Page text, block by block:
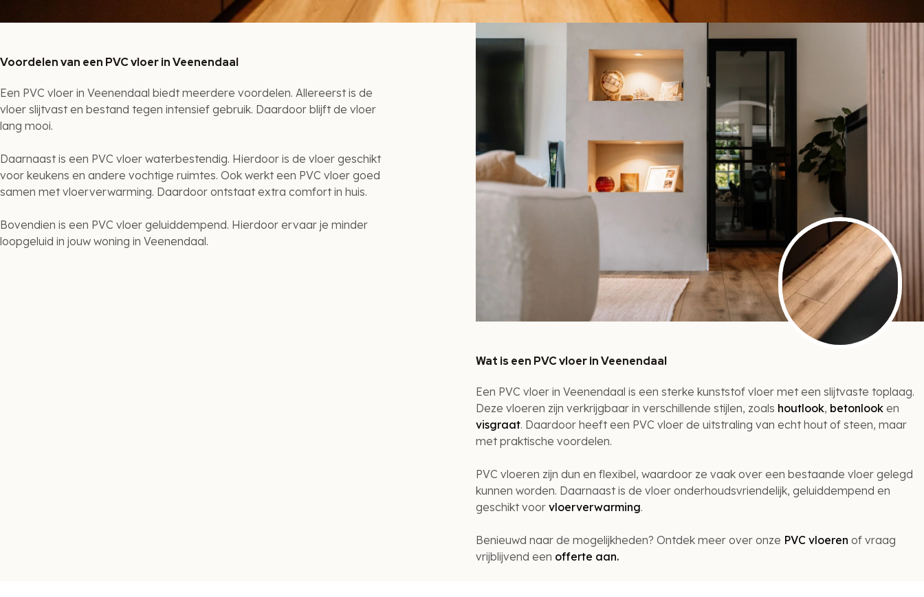
Voordelen van een PVC vloer in Veenendaal
Een PVC vloer in Veenendaal biedt meerdere voordelen. Allereerst is de
vloer slijtvast en bestand tegen intensief gebruik. Daardoor blijft de vloer
lang mooi.
Daarnaast is een PVC vloer waterbestendig. Hierdoor is de vloer geschikt
voor keukens en andere vochtige ruimtes. Ook werkt een PVC vloer goed
samen met vloerverwarming. Daardoor ontstaat extra comfort in huis.
Bovendien is een PVC vloer geluiddempend. Hierdoor ervaar je minder
loopgeluid in jouw woning in Veenendaal.
Wat is een PVC vloer in Veenendaal
Een PVC vloer in Veenendaal is een sterke kunststof vloer met een slijtvaste toplaag.
Deze vloeren zijn verkrijgbaar in verschillende stijlen, zoals houtlook, betonlook en
visgraat. Daardoor heeft een PVC vloer de uitstraling van echt hout of steen, maar
met praktische voordelen.
PVC vloeren zijn dun en flexibel, waardoor ze vaak over een bestaande vloer gelegd
kunnen worden. Daarnaast is de vloer onderhoudsvriendelijk, geluiddempend en
geschikt voor vloerverwarming.
Benieuwd naar de mogelijkheden? Ontdek meer over onze PVC vloeren of vraag
vrijblijvend een offerte aan.